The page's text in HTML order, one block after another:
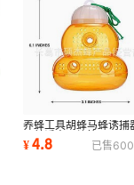
养蜂工具胡蜂马蜂诱捕
园林诱虫器蜂箱
¥4.8 已售